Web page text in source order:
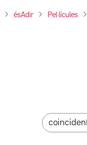
ésAdir Pel·lícules